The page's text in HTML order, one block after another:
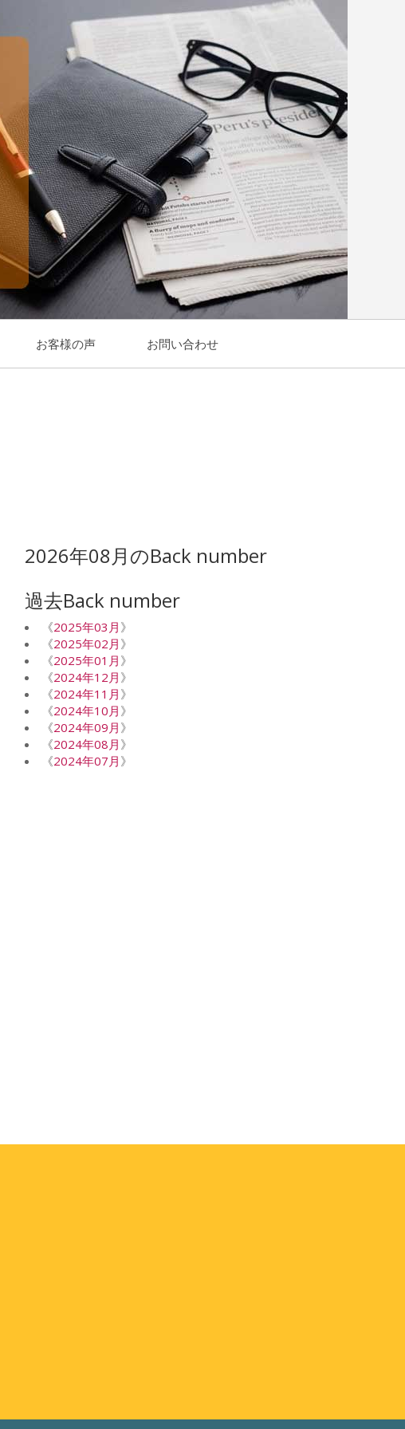
お客様の声 お問い合わせ
2026年08月のBack number
過去Back number
《2025年03月 》
《2025年02月 》
《2025年01月 》
《2024年12月 》
《2024年11月 》
《2024年10月 》
《2024年09月 》
《2024年08月 》
《2024年07月 》